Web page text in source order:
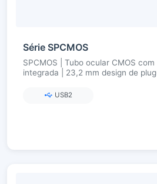
Série SPCMOS
SPCMOS | Tubo ocular CMOS
integrada | 23,2 mm design de
USB2